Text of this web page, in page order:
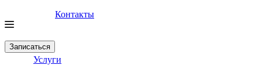
Контакты
Записаться
Услуги